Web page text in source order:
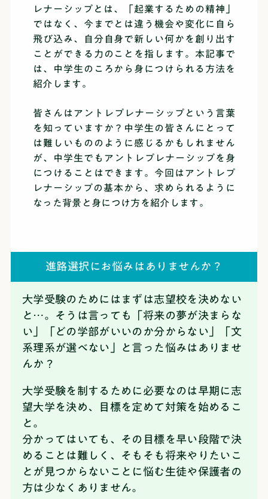
レナーシップとは、「起業するための精神」
ではなく、今までとは違う機会や変化に自ら
飛び込み、自分自身で新しい何かを創り出す
ことができる力のことを指します。本記事で
は、中学生のころから身につけられる方法を
紹介します。
皆さんはアントレプレナーシップという言葉
を知っていますか？中学生の皆さんにとって
は難しいもののように感じるかもしれません
が、中学生でもアントレプレナーシップを身
につけることはできます。今回はアントレプ
レナーシップの基本から、求められるように
なった背景と身につけ方を紹介します。
進路選択にお悩みはありませんか？
大学受験のためにはまずは志望校を決めない
と…。そうは言っても「将来の夢が決まらな
い」「どの学部がいいのか分からない」「文
系理系が選べない」と言った悩みはありませ
んか？
大学受験を制するために必要なのは早期に志
望大学を決め、目標を定めて対策を始めるこ
と。
分かってはいても、その目標を早い段階で決
めることは難しく、そもそも将来やりたいこ
とが見つからないことに悩む生徒や保護者の
方は少なくありません。